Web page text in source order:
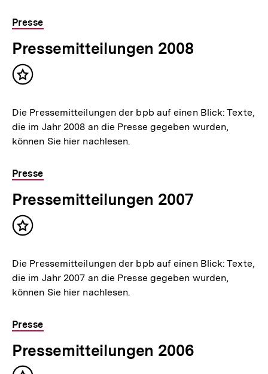
Presse
Pressemitteilungen 2008
Inhalt
Die Pressemitteilungen der bpb auf einen Blick: Texte,
die im Jahr 2008 an die Presse gegeben wurden,
können Sie hier nachlesen.
Presse
Pressemitteilungen 2007
Inhalt
Die Pressemitteilungen der bpb auf einen Blick: Texte,
die im Jahr 2007 an die Presse gegeben wurden,
können Sie hier nachlesen.
Presse
Pressemitteilungen 2006